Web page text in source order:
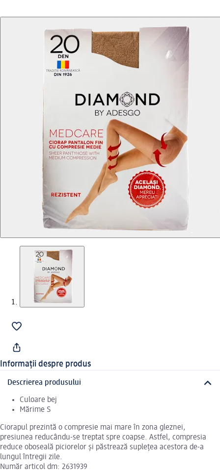
Informații despre produs
Descrierea produsului
Culoare bej
Mărime S
Ciorapul prezintă o compresie mai mare în zona gleznei,
presiunea reducându-se treptat spre coapse. Astfel, compresia
reduce oboseală piciorelor și păstrează suplețea acestora de-a
lungul întregii zile.
Număr articol dm: 2631939